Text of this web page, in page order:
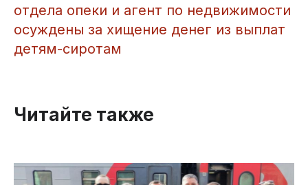
отдела опеки и агент по недвижимости
осуждены за хищение денег из выплат
детям-сиротам
Читайте также